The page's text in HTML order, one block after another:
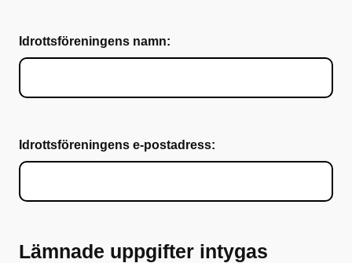
Idrottsföreningens namn:
Idrottsföreningens e-postadress:
Lämnade uppgifter intygas